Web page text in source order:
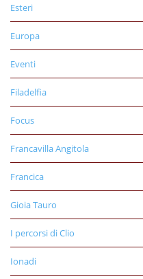
Esteri
Europa
Eventi
Filadelfia
Focus
Francavilla Angitola
Francica
Gioia Tauro
I percorsi di Clio
Ionadi